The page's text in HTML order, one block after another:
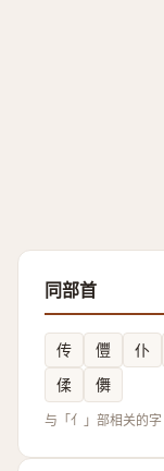
同部首
传 㒥 仆
㑱
儛
与「亻」部相关的字